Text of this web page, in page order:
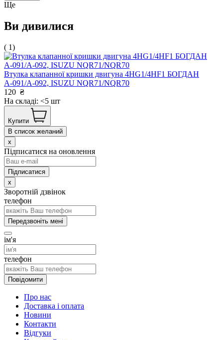
Ще
Ви дивилися
( 1)
Втулка клапанної кришки двигуна 4HG1/4HF1 БОГДАН
А-091/А-092, ISUZU NQR71/NQR70
120 ₴
На складі: <5 шт
Купити
В список желаний
x
Підписатися на оновлення
x
Зворотній дзвінок
телефон
Передзвоніть мені
ім'я
телефон
Повідомити
Про нас
Доставка і оплата
Новини
Контакти
Відгуки